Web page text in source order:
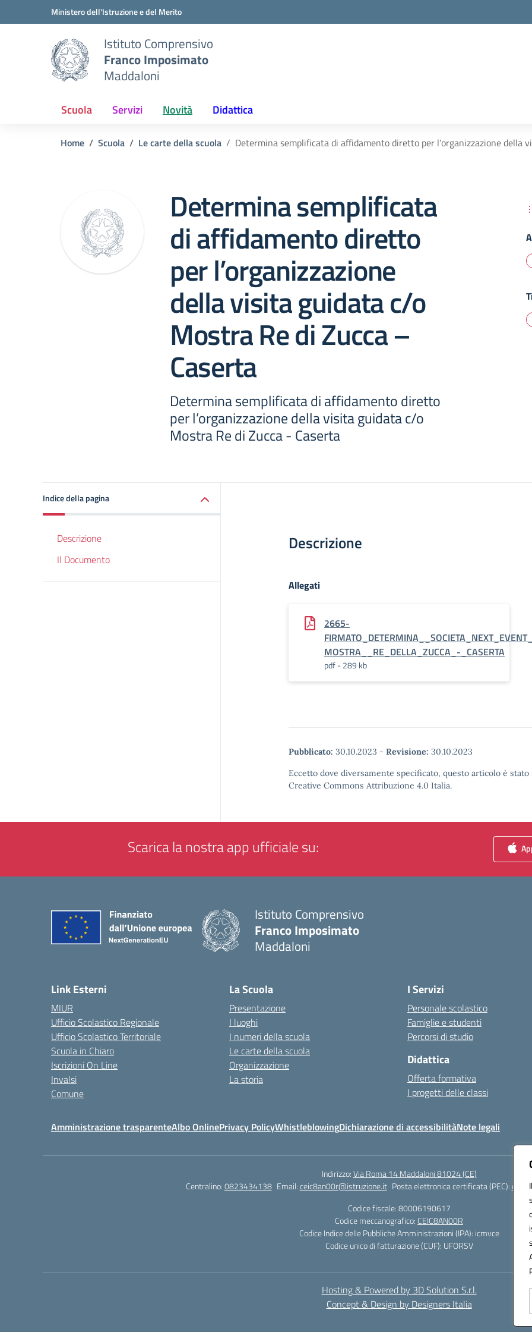
Vai ai contenuti
Vai al menu di navigazioneMinistero dell'Istruzione e del Merito
Istituto Comprensivo
Franco Imposimato
Maddaloni
Scuola Servizi Novità Didattica
Home Scuola Le carte della scuola Determina semplificata di affidamento diretto per l’organizzazione della
Determina semplificata
di affidamento diretto
per l’organizzazione
della visita guidata c/o
Mostra Re di Zucca –
Caserta
Determina semplificata di affidamento diretto
per l’organizzazione della visita guidata c/o
Mostra Re di Zucca - Caserta
Indice della pagina
Descrizione
Il Documento
Descrizione
Allegati
2665-
MOSTRA__RE_DELLA_ZUCCA_-_CASERTA
pdf - 289 kb
Pubblicato: 30.10.2023 - Revisione: 30.10.2023
Eccetto dove diversamente specificato, questo articolo è
Creative Commons Attribuzione 4.0 Italia.
Scarica la nostra app ufficiale su:
Istituto Comprensivo
Franco Imposimato
Maddaloni
Link Esterni
MIUR
Ufficio Scolastico Regionale
Ufficio Scolastico Territoriale
Scuola in Chiaro
Iscrizioni On Line
Invalsi
Comune
La Scuola
Presentazione
I luoghi
I numeri della scuola
Le carte della scuola
Organizzazione
La storia
I Servizi
Personale scolastico
Famiglie e studenti
Percorsi di studio
Didattica
Offerta formativa
I progetti delle classi
Amministrazione trasparenteAlbo OnlinePrivacy PolicyWhistleblowingDichiarazione di accessibilitàNote legali
Indirizzo:Via Roma 14 Maddaloni 81024 (CE)
Centralino:0823434138 Email:ceic8an00r@istruzione.it Posta elettronica certificata (PEC):
Codice fiscale: 80006190617
Codice meccanografico: CEIC8AN00R
Codice Indice delle Pubbliche Amministrazioni (IPA): icmvce
Codice unico di fatturazione (CUF): UFORSV
Hosting & Powered by 3D Solution S.r.l.
Concept & Design by Designers Italia